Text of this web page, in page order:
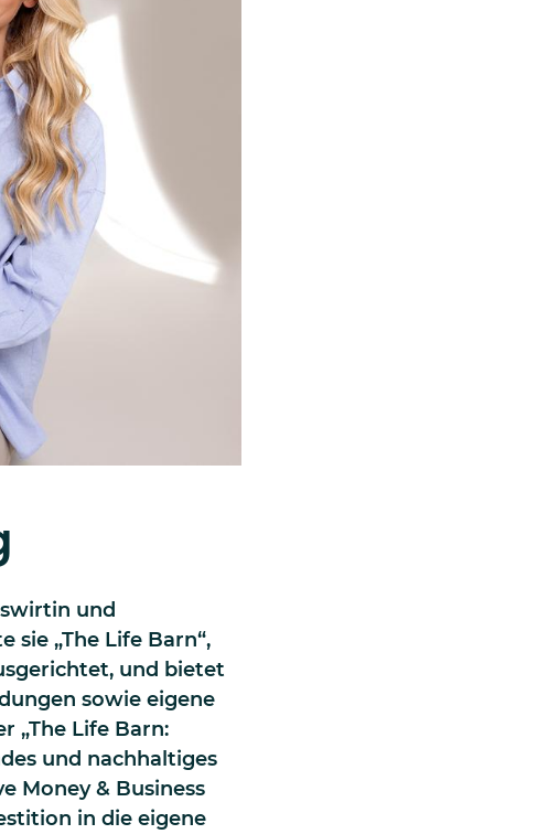
und
sie „The Life Barn“,
und bietet
sowie eigene
„The Life Barn:
und nachhaltiges
Money & Business
in die eigene